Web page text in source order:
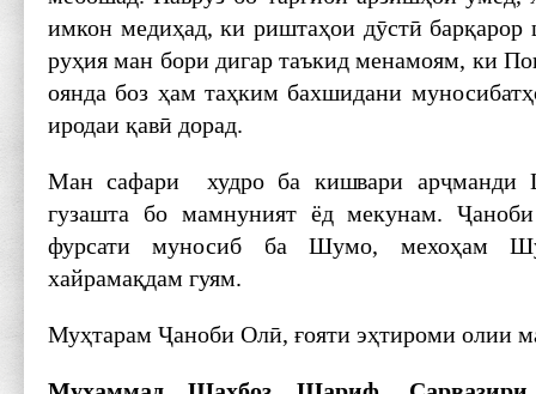
имкон медиҳад, ки риштаҳои дӯстӣ
руҳия ман бори дигар таъкид менамоям, ки
оянда боз ҳам таҳким бахшидани
иродаи қавӣ дорад.
Ман сафари худро ба кишвари
гузашта бо мамнуният ёд мекунам.
фурсати муносиб ба Шумо, мехоҳам
хайрамақдам гуям.
Муҳтарам Ҷаноби Олӣ, ғояти эҳтироми олии